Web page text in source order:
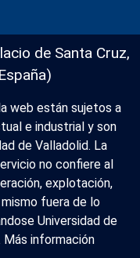
de Santa Cruz,
web están sujetos a
e industrial y son
de Valladolid. La
no confiere al
explotación,
fuera de lo
Universidad de
Más información